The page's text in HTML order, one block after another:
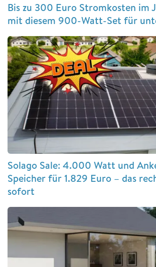
Bis zu 300 Euro Stromkosten im
mit diesem 900-Watt-Set für
Solago Sale: 4.000 Watt und
Speicher für 1.829 Euro – das
sofort